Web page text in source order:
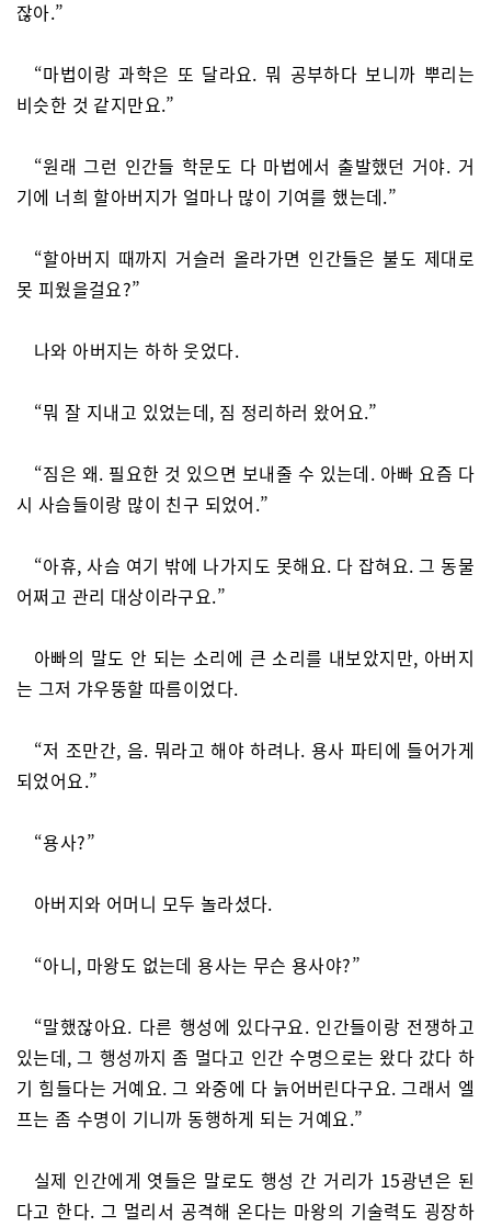
잖아.”
“마법이랑 과학은 또 달라요. 뭐 공부하다 보니까 뿌리는
비슷한 것 같지만요.”
“원래 그런 인간들 학문도 다 마법에서 출발했던 거야. 거
기에 너희 할아버지가 얼마나 많이 기여를 했는데.”
“할아버지 때까지 거슬러 올라가면 인간들은 불도 제대로
못 피웠을걸요?”
나와 아버지는 하하 웃었다.
“뭐 잘 지내고 있었는데, 짐 정리하러 왔어요.”
“짐은 왜. 필요한 것 있으면 보내줄 수 있는데. 아빠 요즘 다
시 사슴들이랑 많이 친구 되었어.”
“아휴, 사슴 여기 밖에 나가지도 못해요. 다 잡혀요. 그 동물
어쩌고 관리 대상이라구요.”
아빠의 말도 안 되는 소리에 큰 소리를 내보았지만, 아버지
는 그저 갸우뚱할 따름이었다.
“저 조만간, 음. 뭐라고 해야 하려나. 용사 파티에 들어가게
되었어요.”
“용사?”
아버지와 어머니 모두 놀라셨다.
“아니, 마왕도 없는데 용사는 무슨 용사야?”
“말했잖아요. 다른 행성에 있다구요. 인간들이랑 전쟁하고
있는데, 그 행성까지 좀 멀다고 인간 수명으로는 왔다 갔다 하
기 힘들다는 거예요. 그 와중에 다 늙어버린다구요. 그래서 엘
프는 좀 수명이 기니까 동행하게 되는 거예요.”
실제 인간에게 엿들은 말로도 행성 간 거리가 15광년은 된
다고 한다. 그 멀리서 공격해 온다는 마왕의 기술력도 굉장하